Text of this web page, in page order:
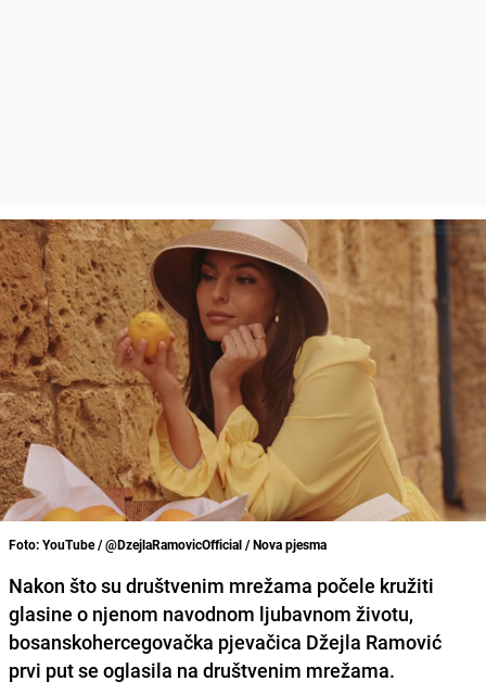
Foto: YouTube / @DzejlaRamovicOfficial / Nova pjesma
Nakon što su društvenim mrežama počele kružiti
glasine o njenom navodnom ljubavnom životu,
bosanskohercegovačka pjevačica Džejla Ramović
prvi put se oglasila na društvenim mrežama.